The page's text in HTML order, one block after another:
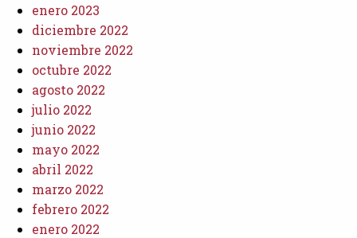
enero 2023
diciembre 2022
noviembre 2022
octubre 2022
agosto 2022
julio 2022
junio 2022
mayo 2022
abril 2022
marzo 2022
febrero 2022
enero 2022